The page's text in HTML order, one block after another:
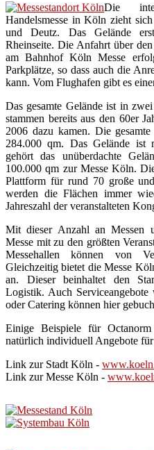
Die
Handelsmesse in Köln zieht
und Deutz. Das Gelände
Rheinseite. Die Anfahrt über
am Bahnhof Köln Messe
Parkplätze, so dass auch die
kann. Vom Flughafen gibt es
Das gesamte Gelände ist in
stammen bereits aus den 60er
2006 dazu kamen. Die
284.000 qm. Das Gelände ist
gehört das unüberdachte
100.000 qm zur Messe Köln.
Plattform für rund 70 große
werden die Flächen immer
Jahreszahl der veranstalteten
Mit dieser Anzahl an Messen
Messe mit zu den größten
Messehallen können von
Gleichzeitig bietet die Messe
an. Dieser beinhaltet den
Logistik. Auch
oder Catering können hier
Einige Beispiele für
natürlich individuell Angebote
Link zur Stadt Köln -
Link zur Messe Köln -